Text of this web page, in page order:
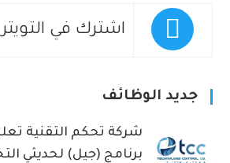
اشترك في التويتر
جديد الوظائف
شركة تحكم التقنية
برنامج (جيل) لحديثي